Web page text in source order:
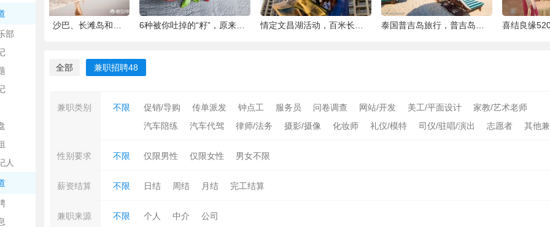
部
人
情定文昌湖活动，百米长卷现场绘画、万人签 泰国普吉岛旅行，普吉岛是泰国最大的岛屿 喜结良缘520集体婚礼活动-喜来缘大酒店[合 唯美婚纱照欣赏 高清婚纱大片欣赏 给人一种
全部 兼职招聘48
兼职类别 不限 促销/导购 传单派发 钟点工 服务员 问卷调查 网站/开发 美工/平面设计
家教/艺术老师
汽车陪练
汽车代驾 律师/法务 摄影/摄像 化妆师 礼仪/模特 司仪/驻唱/演出 志愿者 其他
性别要求 不限 仅限男性 仅限女性 男女不限
薪资结算 不限 日结 周结 月结 完工结算
兼职来源 不限 个人 中介 公司